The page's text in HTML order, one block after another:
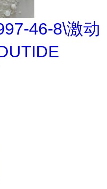
46-8\激动